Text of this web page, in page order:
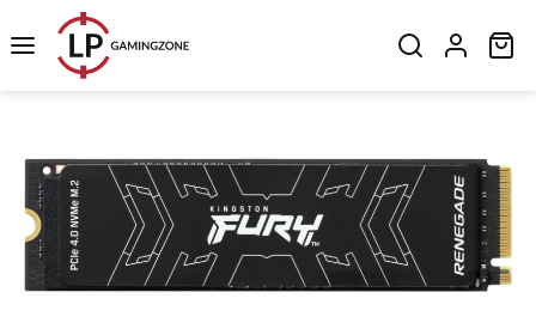
Zum Hauptinhalt springen
Bildergalerie überspringen